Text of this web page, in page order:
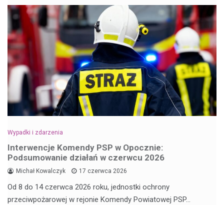
Wypadki i zdarzenia
Interwencje Komendy PSP w Opocznie:
Podsumowanie działań w czerwcu 2026
Michał Kowalczyk 17 czerwca 2026
Od 8 do 14 czerwca 2026 roku, jednostki ochrony
przeciwpożarowej w rejonie Komendy Powiatowej PSP…